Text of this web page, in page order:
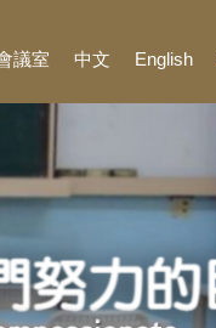
議室 中文 English